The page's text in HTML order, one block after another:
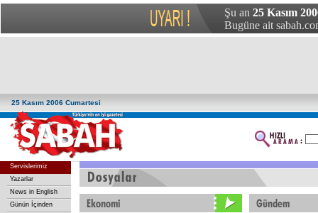
Şu an 25 Kasım
Bugüne ait
25 Kasım 2006 Cumartesi
Servislerimiz
Yazarlar
News in English
Günün İçinden